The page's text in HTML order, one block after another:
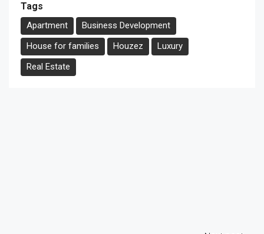
Tags
Apartment
Business Development
House for families
Houzez
Luxury
Real Estate